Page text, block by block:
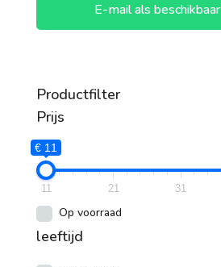
E-mail als beschikbaar
Productfilter
Prijs
€ 11
11 21 31
Op voorraad
leeftijd